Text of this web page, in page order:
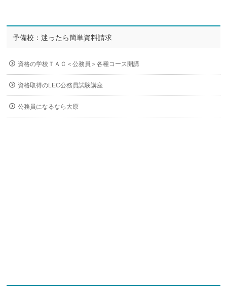
予備校：迷ったら簡単資料請求
資格の学校ＴＡＣ＜公務員＞各種コース開講
資格取得のLEC公務員試験講座
公務員になるなら大原